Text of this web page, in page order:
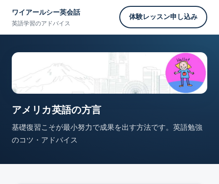
ワイアールシー英会話
英語学習のアドバイス
体験レッスン申し込み
アメリカ英語の方言
基礎復習こそが最小努力で成果を出す方法です。英語勉強
のコツ・アドバイス